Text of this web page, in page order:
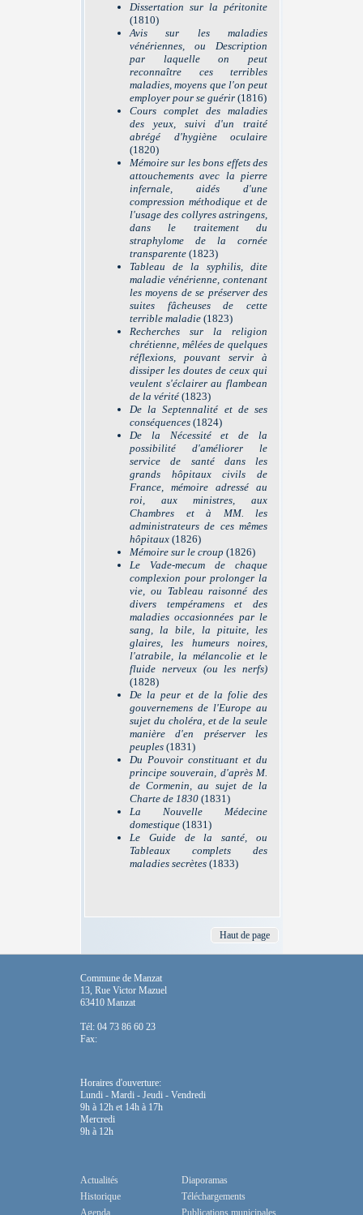
Dissertation sur la péritonite
(1810)
Avis sur les maladies
vénériennes, ou Description
par laquelle on peut
reconnaître ces terribles
maladies, moyens que l'on peut
employer pour se guérir (1816)
Cours complet des maladies
des yeux, suivi d'un traité
abrégé d'hygiène oculaire
(1820)
Mémoire sur les bons effets des
attouchements avec la pierre
infernale, aidés d'une
compression méthodique et de
l'usage des collyres astringens,
dans le traitement du
straphylome de la cornée
transparente (1823)
Tableau de la syphilis, dite
maladie vénérienne, contenant
les moyens de se préserver des
suites fâcheuses de cette
terrible maladie (1823)
Recherches sur la religion
chrétienne, mêlées de quelques
réflexions, pouvant servir à
dissiper les doutes de ceux qui
veulent s'éclairer au flambean
de la vérité (1823)
De la Septennalité et de ses
conséquences (1824)
De la Nécessité et de la
possibilité d'améliorer le
service de santé dans les
grands hôpitaux civils de
France, mémoire adressé au
roi, aux ministres, aux
Chambres et à MM. les
administrateurs de ces mêmes
hôpitaux (1826)
Mémoire sur le croup (1826)
Le Vade-mecum de chaque
complexion pour prolonger la
vie, ou Tableau raisonné des
divers tempéramens et des
maladies occasionnées par le
sang, la bile, la pituite, les
glaires, les humeurs noires,
l'atrabile, la mélancolie et le
fluide nerveux (ou les nerfs)
(1828)
De la peur et de la folie des
gouvernemens de l'Europe au
sujet du choléra, et de la seule
manière d'en préserver les
peuples (1831)
Du Pouvoir constituant et du
principe souverain, d'après M.
de Cormenin, au sujet de la
Charte de 1830 (1831)
La Nouvelle Médecine
domestique (1831)
Le Guide de la santé, ou
Tableaux complets des
maladies secrètes (1833)
Haut de page
Commune de Manzat
13, Rue Victor Mazuel
63410 Manzat
Tél: 04 73 86 60 23
Fax:
Horaires d'ouverture:
Lundi - Mardi - Jeudi - Vendredi
9h à 12h et 14h à 17h
Mercredi
9h à 12h
Actualités
Historique
Agenda
Diaporamas
Téléchargements
Publications municipales